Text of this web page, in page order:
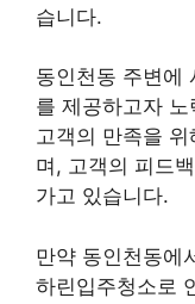
습니다.
동인천동 주변에
를 제공하고자
고객의 만족을
며, 고객의 피드
가고 있습니다.
만약 동인천동에
하린입주청소로